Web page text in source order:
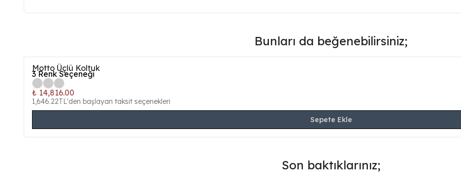
Bunları da beğenebilirsiniz;
Motto Üçlü Koltuk
3 Renk Seçeneği
₺ 14,816.00
1,646.22TL'den başlayan taksit seçenekleri
Sepete Ekle
Son baktıklarınız;